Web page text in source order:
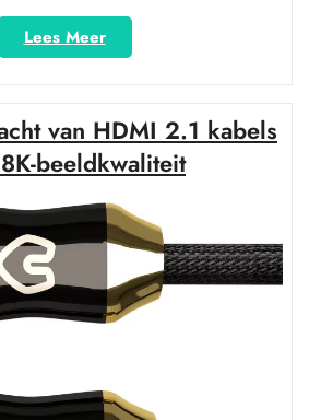
Lees Meer“Ontdek
de
kracht
van
HDMI
2.1
met
HDMI
5-
technologie”
van HDMI 2.1 kabels
beeldkwaliteit